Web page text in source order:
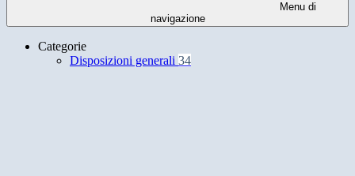
Menu di
navigazione
Categorie
Disposizioni generali 34